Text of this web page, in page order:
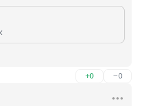
+0 –0